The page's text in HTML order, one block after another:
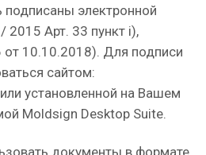
электронной
Арт. 33 пункт i),
10.10.2018). Для подписи
сайтом:
или установленной на Вашем
Moldsign Desktop Suite.
документы в формате